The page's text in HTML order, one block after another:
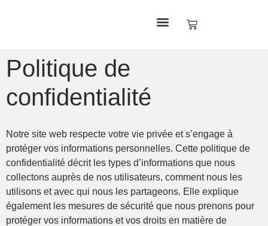
Politique de
confidentialité
Notre site web respecte votre vie privée et s’engage à
protéger vos informations personnelles. Cette politique de
confidentialité décrit les types d’informations que nous
collectons auprès de nos utilisateurs, comment nous les
utilisons et avec qui nous les partageons. Elle explique
également les mesures de sécurité que nous prenons pour
protéger vos informations et vos droits en matière de